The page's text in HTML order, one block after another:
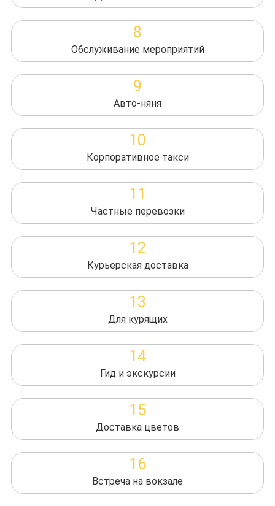
8
Обслуживание мероприятий
9
Авто-няня
10
Корпоративное такси
11
Частные перевозки
12
Курьерская доставка
13
Для курящих
14
Гид и экскурсии
15
Доставка цветов
16
Встреча на вокзале